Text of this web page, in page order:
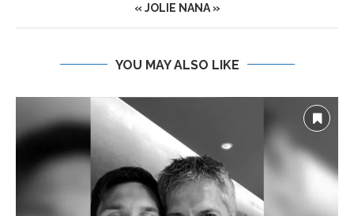
« JOLIE NANA »
YOU MAY ALSO LIKE